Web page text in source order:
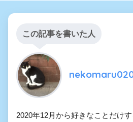
この記事を書いた人
2020年12月から好きなことだけ